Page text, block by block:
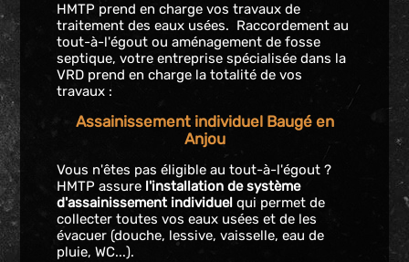
HMTP prend en charge vos travaux de
traitement des eaux usées. Raccordement au
tout-à-l'égout ou aménagement de fosse
septique, votre entreprise spécialisée dans la
VRD prend en charge la totalité de vos
travaux :
Assainissement individuel Baugé en
Anjou
Vous n'êtes pas éligible au tout-à-l'égout ?
HMTP assure l'installation de système
d'assainissement individuel qui permet de
collecter toutes vos eaux usées et de les
évacuer (douche, lessive, vaisselle, eau de
pluie, WC...).